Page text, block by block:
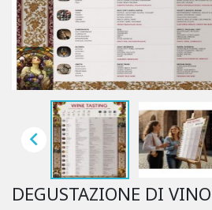

DEGUSTAZIONE DI VINO